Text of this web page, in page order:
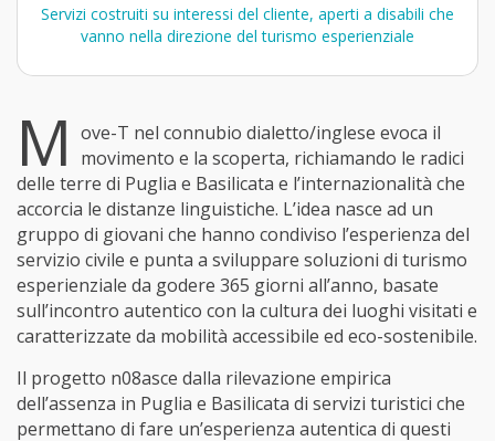
Servizi costruiti su interessi del cliente, aperti a disabili che
vanno nella direzione del turismo esperienziale
M ove-T nel connubio dialetto/inglese evoca il
movimento e la scoperta, richiamando le radici
delle terre di Puglia e Basilicata e l’internazionalità che
accorcia le distanze linguistiche. L’idea nasce ad un
gruppo di giovani che hanno condiviso l’esperienza del
servizio civile e punta a sviluppare soluzioni di turismo
esperienziale da godere 365 giorni all’anno, basate
sull’incontro autentico con la cultura dei luoghi visitati e
caratterizzate da mobilità accessibile ed eco-sostenibile.
Il progetto n08asce dalla rilevazione empirica
dell’assenza in Puglia e Basilicata di servizi turistici che
permettano di fare un’esperienza autentica di questi